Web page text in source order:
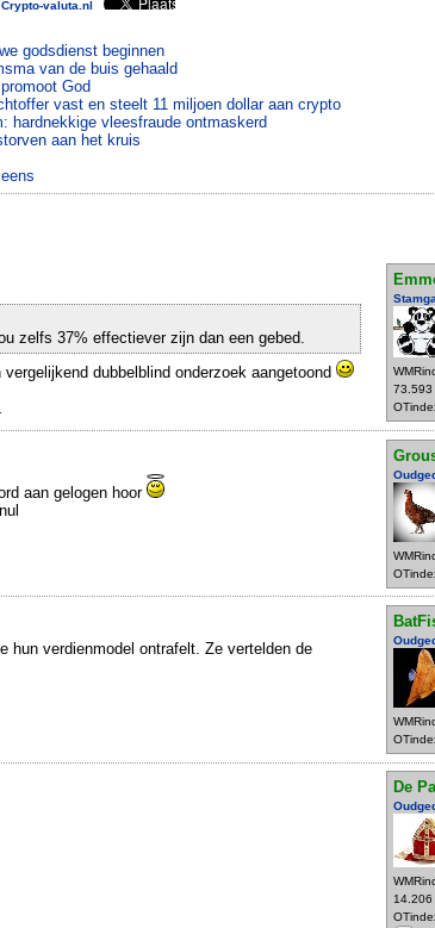
Crypto-valuta.nl
godsdienst beginnen
van de buis gehaald
God
vast en steelt 11 miljoen dollar aan crypto
hardnekkige vleesfraude ontmaskerd
aan het kruis
73.593
zelfs 37% effectiever zijn dan een gebed.
dubbelblind onderzoek aangetoond
aan gelogen hoor
hun verdienmodel ontrafelt. Ze vertelden de
De
14.206